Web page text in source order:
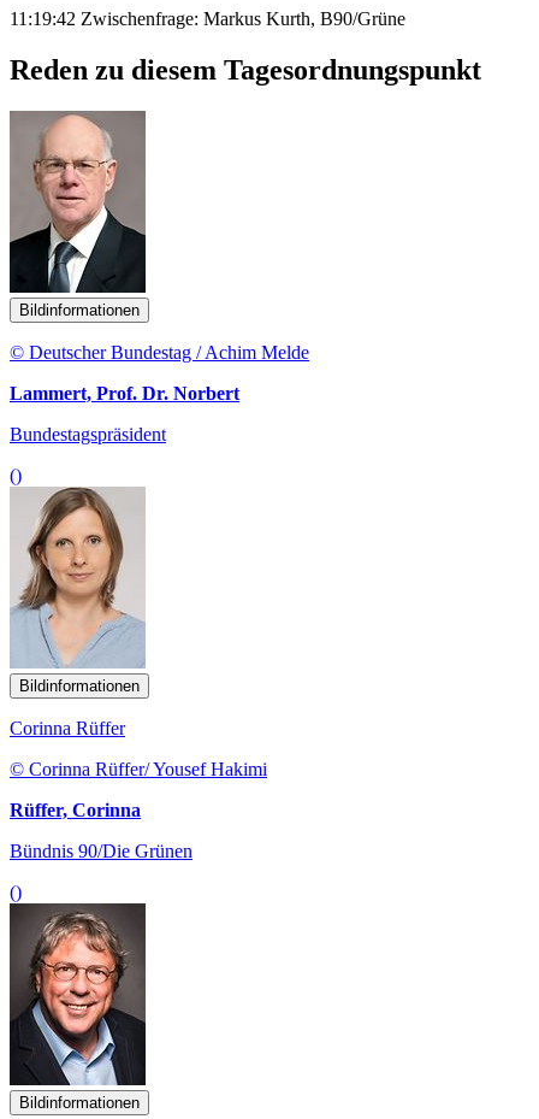
11:19:42 Zwischenfrage: Markus Kurth, B90/Grüne
Reden zu diesem Tagesordnungspunkt
Bildinformationen
© Deutscher Bundestag / Achim Melde
Lammert, Prof. Dr. Norbert
Bundestagspräsident
()
Bildinformationen
Corinna Rüffer
© Corinna Rüffer/ Yousef Hakimi
Rüffer, Corinna
Bündnis 90/Die Grünen
()
Bildinformationen